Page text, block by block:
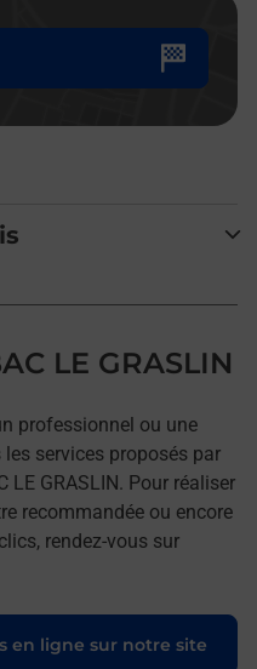
LE GRASLIN
professionnel ou une
services proposés par
LE GRASLIN. Pour réaliser
recommandée ou encore
rendez-vous sur
en ligne sur notre site